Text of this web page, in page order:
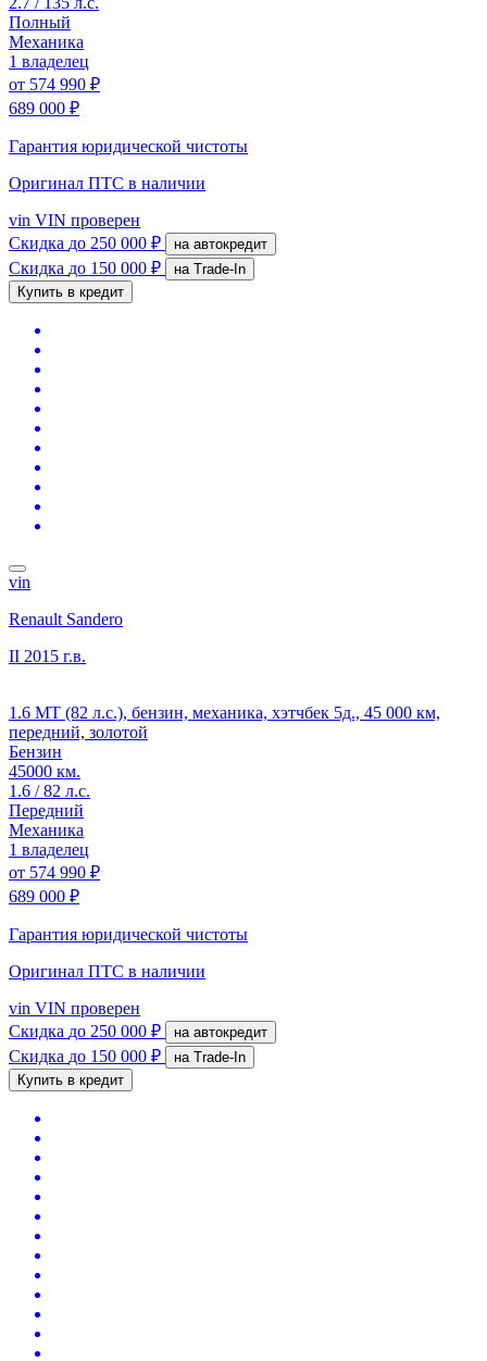
Полный
Механика
1 владелец
от 574 990 ₽
689 000 ₽
Гарантия юридической чистоты
Оригинал ПТС в наличии
vin VIN проверен
Скидка до 250 000 ₽ на автокредит
Скидка до 150 000 ₽
на Trade-In
Купить в кредит
vin
Renault Sandero
II 2015 г.в.
1.6 MT (82 л.с.), бензин, механика, хэтчбек 5д., 45 000 км,
передний, золотой
Бензин
45000 км.
1.6 / 82 л.с.
Передний
Механика
1 владелец
от 574 990 ₽
689 000 ₽
Гарантия юридической чистоты
Оригинал ПТС в наличии
vin VIN проверен
Скидка до 250 000 ₽ на автокредит
Скидка до 150 000 ₽
на Trade-In
Купить в кредит